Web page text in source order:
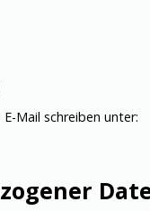
Mail schreiben unter: